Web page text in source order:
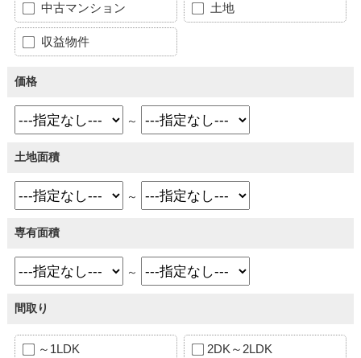
中古マンション 土地
収益物件
価格
～
土地面積
～
専有面積
～
間取り
～1LDK 2DK～2LDK